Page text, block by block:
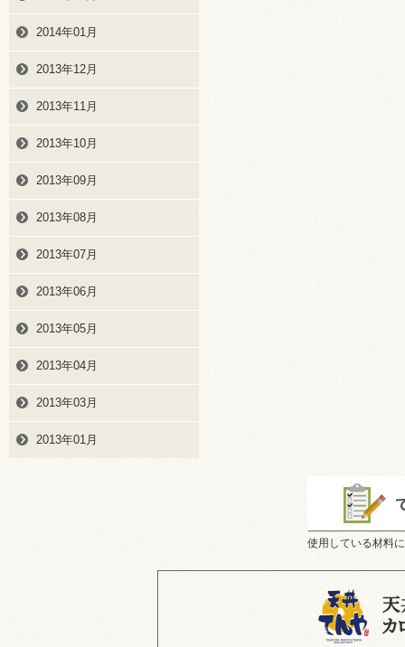
2014年01月
2013年12月
2013年11月
2013年10月
2013年09月
2013年08月
2013年07月
2013年06月
2013年05月
2013年04月
2013年03月
2013年01月
使用している材料